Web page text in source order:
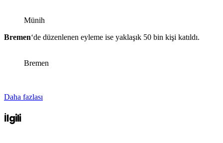
Münih
Bremen‘de düzenlenen eyleme ise yaklaşık 50 bin kişi katıldı.
Bremen
Daha fazlası
İlgili